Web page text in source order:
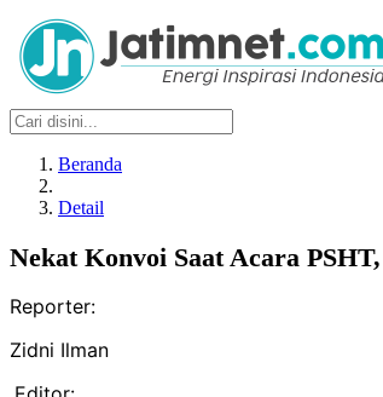
Beranda
Detail
Nekat Konvoi Saat Acara
Reporter:
Zidni Ilman